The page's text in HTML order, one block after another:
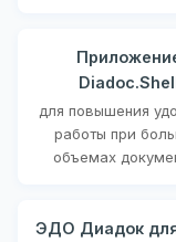
для повышения
работы при
объемах
ЭДО Диадок